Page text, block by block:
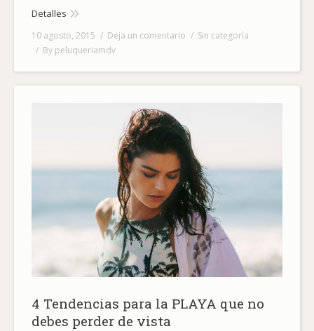
Detalles
10 agosto, 2015 Deja un comentario
Sin categoría
By peluqueriamdv
4 Tendencias para la PLAYA que no
debes perder de vista